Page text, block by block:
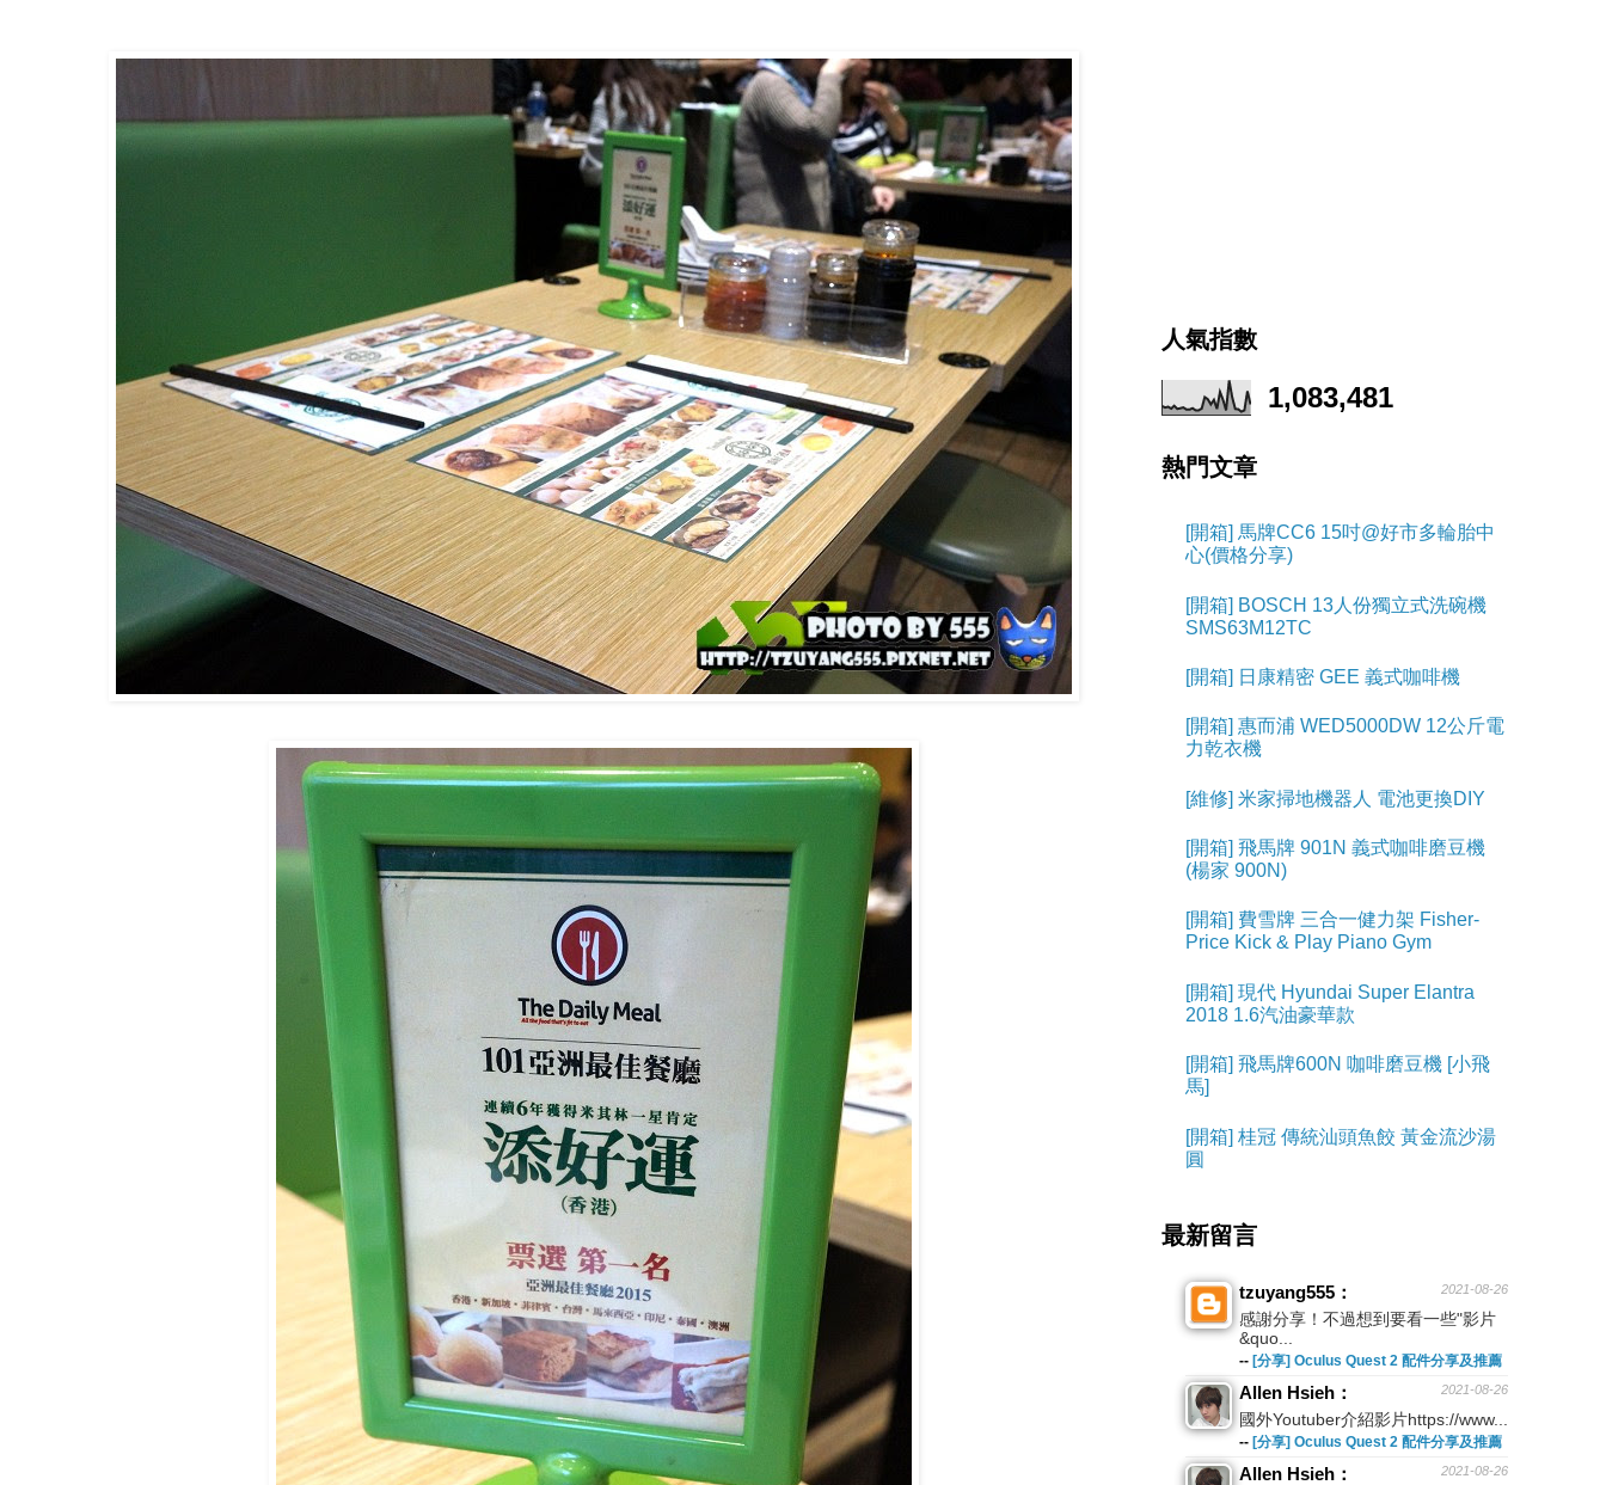
人氣指數
1,083,481
熱門文章
[開箱] 馬牌CC6 15吋@好市多輪胎中
心(價格分享)
[開箱] BOSCH 13人份獨立式洗碗機
SMS63M12TC
[開箱] 日康精密 GEE 義式咖啡機
[開箱] 惠而浦 WED5000DW 12公斤電
力乾衣機
[維修] 米家掃地機器人 電池更換DIY
[開箱] 飛馬牌 901N 義式咖啡磨豆機
(楊家 900N)
[開箱] 費雪牌 三合一健力架 Fisher-
Price Kick & Play Piano Gym
[開箱] 現代 Hyundai Super Elantra
2018 1.6汽油豪華款
[開箱] 飛馬牌600N 咖啡磨豆機 [小飛
馬]
[開箱] 桂冠 傳統汕頭魚餃 黃金流沙湯
圓
最新留言
2021-08-26
tzuyang555：
感謝分享！不過想到要看一些"影片
&quo...
-- [分享] Oculus Quest 2 配件分享及推薦
2021-08-26
Allen Hsieh：
國外Youtuber介紹影片https://www...
-- [分享] Oculus Quest 2 配件分享及推薦
2021-08-26
Allen Hsieh：